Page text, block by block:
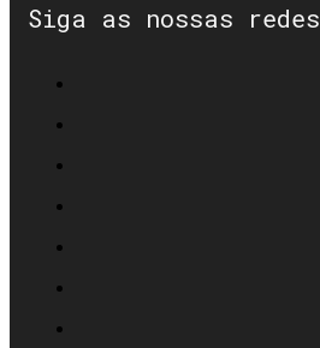
Siga as nossas redes